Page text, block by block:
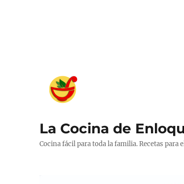
La Cocina de
Cocina fácil para toda la familia. Recetas para